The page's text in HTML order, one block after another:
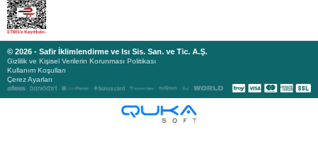
© 2026 - Safir İklimlendirme ve Isı Sis. San. ve Tic. A.Ş.
Gizlilik ve Kişisel Verilerin Korunması Politikası
Kullanım Koşulları
Çerez Ayarları